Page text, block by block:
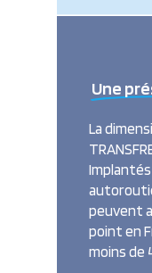
Une
La
Implantés
peuvent
point en
moins de